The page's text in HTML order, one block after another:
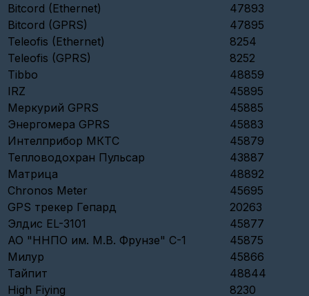
Настройка
USR
GPRS232-
730
TCP
Client
Вега
СИ-13
Настройка
шлюза
Вега
NB-
11,12
Настройка
МЭК
Настройка
Энергомера
СЕ
303
GSM\GPRS
Bitcord (Ethernet)
47893
Bitcord (GPRS)
47895
Teleofis (Ethernet)
8254
Teleofis (GPRS)
8252
Tibbo
48859
IRZ
45895
Меркурий GPRS
45885
Энергомера GPRS
45883
Интелприбор МКТС
45879
Тепловодохран Пульсар
43887
Матрица
48892
Chronos Meter
45695
GPS трекер Гепард
20263
Элдис EL-3101
45877
АО "ННПО им. М.В. Фрунзе" C-1
45875
Милур
45866
Тайпит
48844
High Fiying
8230